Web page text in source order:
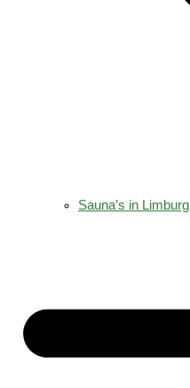
Sauna’s in Limburg